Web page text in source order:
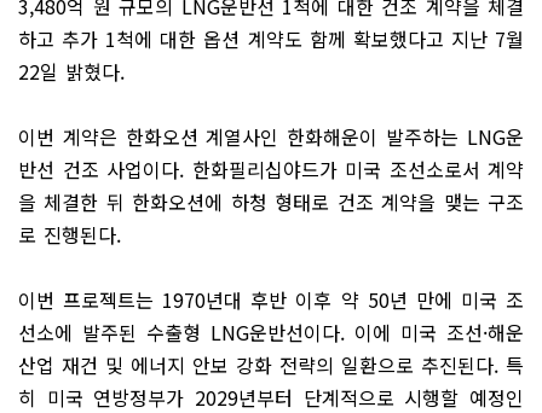
하고 추가 1척에 대한 옵션 계약도 함께 확보했다고 지난 7월
22일 밝혔다.
이번 계약은 한화오션 계열사인 한화해운이 발주하는 LNG운
반선 건조 사업이다. 한화필리십야드가 미국 조선소로서 계약
을 체결한 뒤 한화오션에 하청 형태로 건조 계약을 맺는 구조
로 진행된다.
이번 프로젝트는 1970년대 후반 이후 약 50년 만에 미국 조
선소에 발주된 수출형 LNG운반선이다. 이에 미국 조선·해운
산업 재건 및 에너지 안보 강화 전략의 일환으로 추진된다. 특
히 미국 연방정부가 2029년부터 단계적으로 시행할 예정인